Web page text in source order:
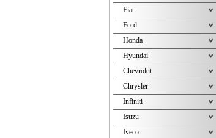
Fiat
Ford
Honda
Hyundai
Chevrolet
Chrysler
Infiniti
Isuzu
Iveco